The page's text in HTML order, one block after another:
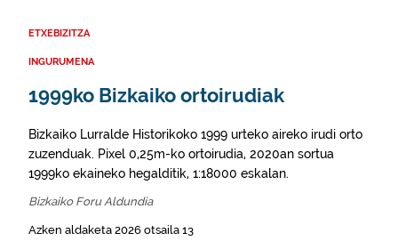
ETXEBIZITZA
INGURUMENA
1999ko Bizkaiko ortoirudiak
Bizkaiko Lurralde Historikoko 1999 urteko aireko irudi orto
zuzenduak. Pixel 0,25m-ko ortoirudia, 2020an sortua
1999ko ekaineko hegalditik, 1:18000 eskalan.
Bizkaiko Foru Aldundia
Azken aldaketa 2026 otsaila 13